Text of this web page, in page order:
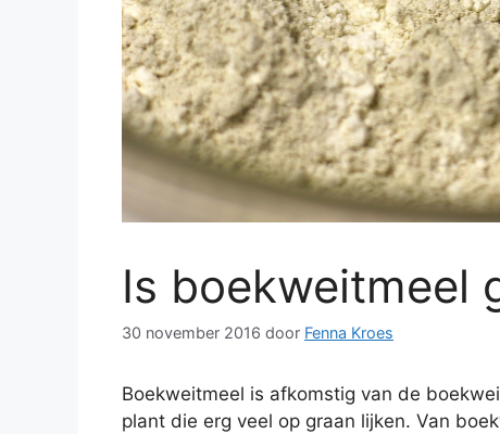
Is boekweitmeel
30 november 2016 door Fenna Kroes
Boekweitmeel is afkomstig van de
plant die erg veel op graan lijken. Van